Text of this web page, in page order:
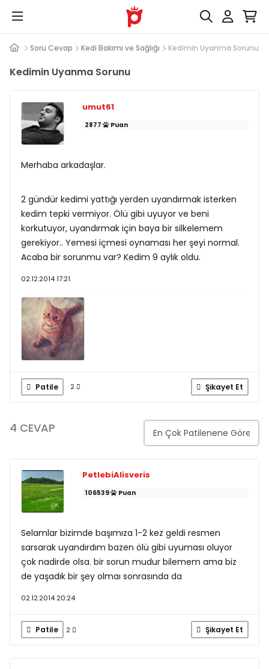
Soru Cevap Kedi Bakımı ve Sağlığı Kedimin Uyanma Sorunu
Kedimin Uyanma Sorunu
umut61
2877 Puan
Merhaba arkadaşlar.
2 gündür kedimi yattığı yerden uyandırmak isterken
kedim tepki vermiyor. Ölü gibi uyuyor ve beni
korkutuyor, uyandırmak için baya bir silkelemem
gerekiyor.. Yemesi içmesi oynaması her şeyi normal.
Acaba bir sorunmu var? Kedim 9 aylık oldu.
02.12.2014 17:21
Patile 2 Şikayet Et
4 CEVAP
PetlebiAlisveris
106539 Puan
Selamlar bizimde başımıza 1-2 kez geldi resmen
sarsarak uyandırdım bazen ölü gibi uyuması oluyor
çok nadirde olsa. bir sorun mudur bilemem ama biz
de yaşadık bir şey olmaı sonrasında da
02.12.2014 20:24
Patile 2 Şikayet Et